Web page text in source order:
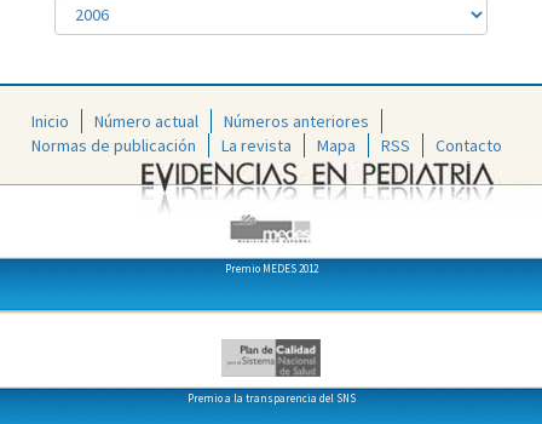
Inicio Número actual
Números anteriores
Normas de publicación
La revista Mapa RSS Contacto
Premio MEDES 2012
Premio a la transparencia del SNS